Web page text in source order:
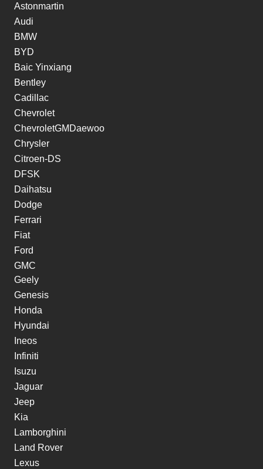
Astonmartin
Audi
BMW
BYD
Baic Yinxiang
Bentley
Cadillac
Chevrolet
ChevroletGMDaewoo
Chrysler
Citroen-DS
DFSK
Daihatsu
Dodge
Ferrari
Fiat
Ford
GMC
Geely
Genesis
Honda
Hyundai
Ineos
Infiniti
Isuzu
Jaguar
Jeep
Kia
Lamborghini
Land Rover
Lexus